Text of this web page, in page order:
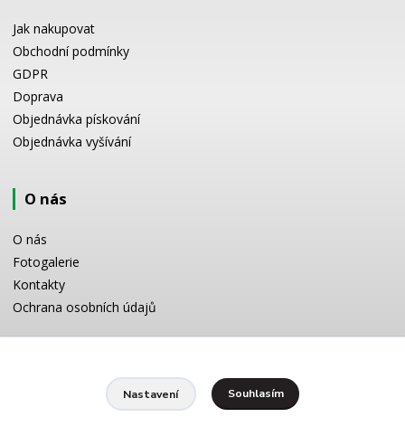
Jak nakupovat
Obchodní podmínky
GDPR
Doprava
Objednávka pískování
Objednávka vyšívání
O nás
O nás
Fotogalerie
Kontakty
Ochrana osobních údajů
Potřebujete poradit s výběrem? Neváhejte se zeptat:
Nastavení Souhlasím